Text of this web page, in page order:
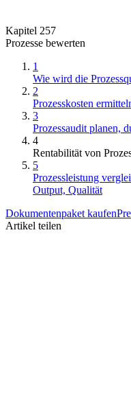
Kapitel 257
Prozesse bewerten
1
Wie wird die
2
Prozesskosten
3
Prozessaudit planen,
4
Rentabilität von
5
Prozessleistung
Output, Qualität
Dokumentenpaket kaufen
Artikel teilen